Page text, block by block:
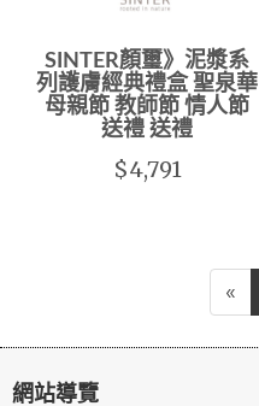
SINTER顏璽》泥漿系
列護膚經典禮盒 聖泉華
母親節 教師節 情人節
送禮 送禮
$4,791
«
網站導覽